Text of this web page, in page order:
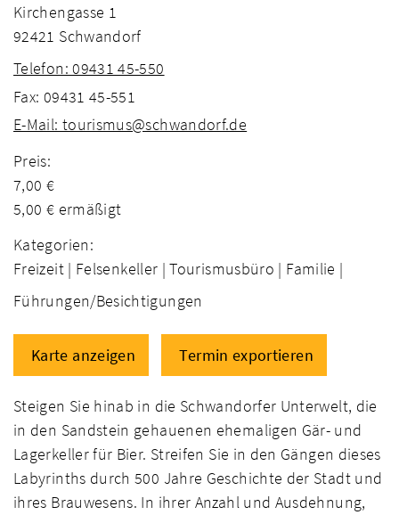
Kirchengasse 1
92421 Schwandorf
Telefon: 09431 45-550
Fax: 09431 45-551
E-Mail: tourismus@schwandorf.de
Preis:
7,00 €
5,00 € ermäßigt
Kategorien:
Freizeit | Felsenkeller | Tourismusbüro | Familie |
Führungen/Besichtigungen
Karte anzeigen Termin exportieren
Steigen Sie hinab in die Schwandorfer Unterwelt, die
in den Sandstein gehauenen ehemaligen Gär- und
Lagerkeller für Bier. Streifen Sie in den Gängen dieses
Labyrinths durch 500 Jahre Geschichte der Stadt und
ihres Brauwesens. In ihrer Anzahl und Ausdehnung,